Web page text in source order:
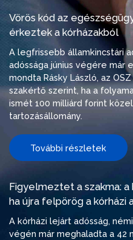
Vörös kód az
érkeztek a kórházakból
A legfrissebb államkincstári
adóssága június végére már
mondta Rásky László, az
szakértő szerint, ha a
ismét 100 milliárd forint
tartozásállomány.
További részletek
Figyelmeztet a szakma:
ha újra felpörög a kórházi
A kórházi lejárt adósság,
végén már meghaladta a 42